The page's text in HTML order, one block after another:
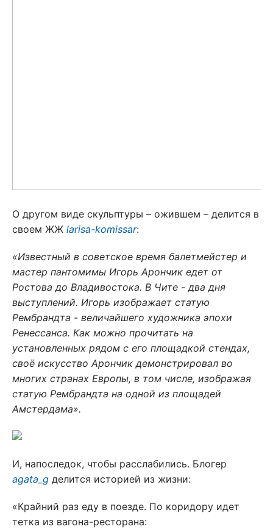
О другом виде скульптуры – ожившем – делится в
своем ЖЖ larisa-komissar:
«Известный в советское время балетмейстер и
мастер пантомимы Игорь Арончик едет от
Ростова до Владивостока. В Чите - два дня
выступлений. Игорь изображает статую
Рембрандта - величайшего художника эпохи
Ренессанса. Как можно прочитать на
установленных рядом с его площадкой стендах,
своё искусство Арончик демонстрировал во
многих странах Европы, в том числе, изображая
статую Рембрандта на одной из площадей
Амстердама».
И, напоследок, чтобы расслабились. Блогер
agata_g делится историей из жизни:
«Крайний раз еду в поезде. По коридору идет
тетка из вагона-ресторана: